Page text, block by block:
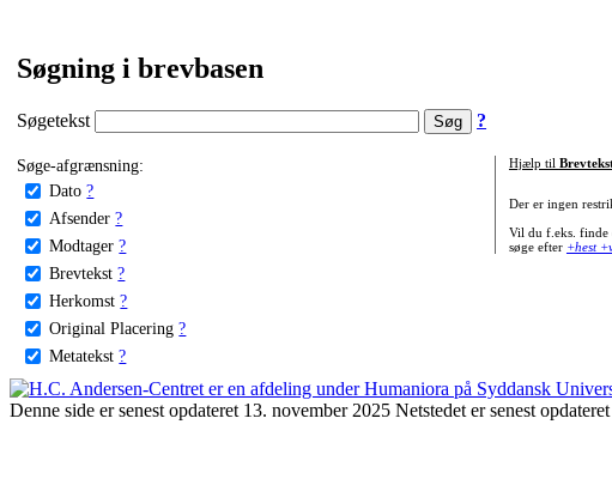
Søgning i brevbasen
Søgetekst ?
Søge-afgrænsning:
Dato ?
Afsender ?
Modtager ?
Brevtekst ?
Herkomst ?
Original Placering ?
Metatekst ?
Hjælp til
Der er ingen
Vil du f.eks. finde
søge efter +hest
Denne side er senest opdateret 13. november 2025 Netstedet er senest